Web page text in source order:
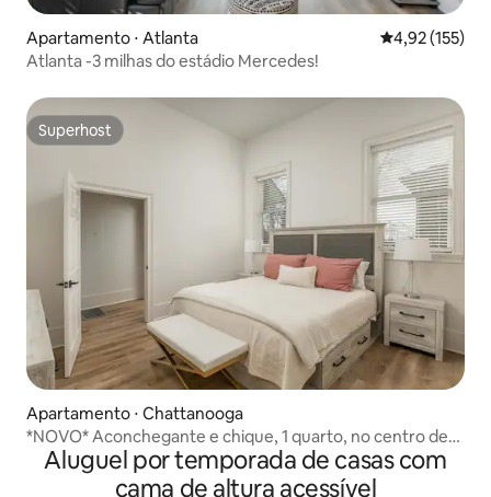
Apartamento ⋅ Atlanta 4,92 de uma
4,92 (155)
Atlanta -3 milhas do estádio Mercedes!
Superhost
Superhost
Apartamento ⋅ Chattanooga
*NOVO* Aconchegante e chique, 1 quarto, no centro de
Chattanooga
Aluguel por temporada de casas com
cama de altura acessível